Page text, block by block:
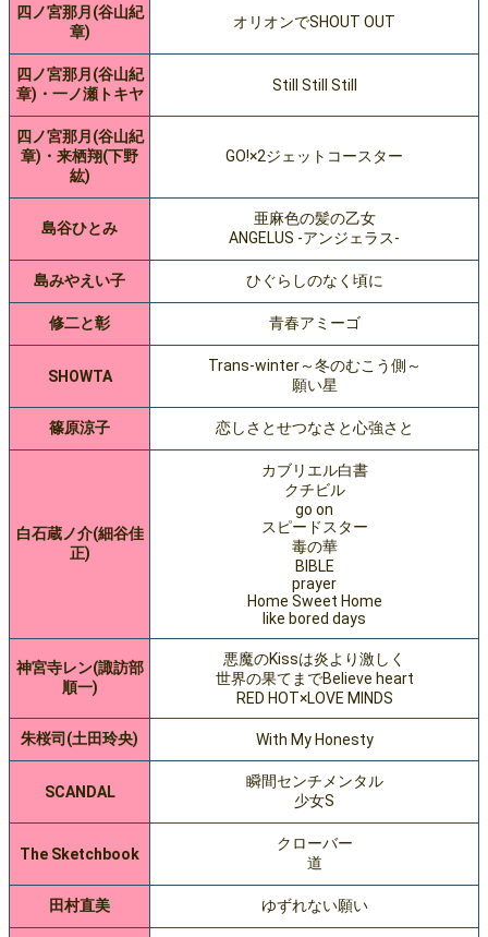
四ノ宮那月(谷山紀
章)
オリオンでSHOUT OUT
四ノ宮那月(谷山紀
章)・一ノ瀬トキヤ
Still Still Still
四ノ宮那月(谷山紀
章)・来栖翔(下野
紘)
GO!×2ジェットコースター
島谷ひとみ
亜麻色の髪の乙女
ANGELUS -アンジェラス-
島みやえい子 ひぐらしのなく頃に
修二と彰 青春アミーゴ
SHOWTA
Trans-winter～冬のむこう側～
願い星
篠原涼子 恋しさとせつなさと心強さと
白石蔵ノ介(細谷佳
正)
カブリエル白書
クチビル
go on
スピードスター
毒の華
BIBLE
prayer
Home Sweet Home
like bored days
神宮寺レン(諏訪部
順一)
悪魔のKissは炎より激しく
世界の果てまでBelieve heart
RED HOT×LOVE MINDS
朱桜司(土田玲央) With My Honesty
SCANDAL
瞬間センチメンタル
少女S
The Sketchbook
クローバー
道
田村直美 ゆずれない願い